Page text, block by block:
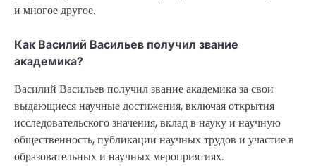
и многое другое.
Как Василий Васильев получил звание
академика?
Василий Васильев получил звание академика за свои
выдающиеся научные достижения, включая открытия
исследовательского значения, вклад в науку и научную
общественность, публикации научных трудов и участие в
образовательных и научных мероприятиях.